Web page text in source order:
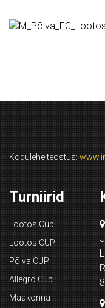
Kodulehe teostus:
Turniirid
Lootos Cup
Lootos CUP
Põlva CUP
Allegro Cup
Maakonna